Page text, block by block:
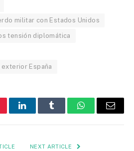
militar con Estados Unidos
tensión diplomática
España
LinkedInTumblr WhatsAppEmail
NEXT ARTICLE